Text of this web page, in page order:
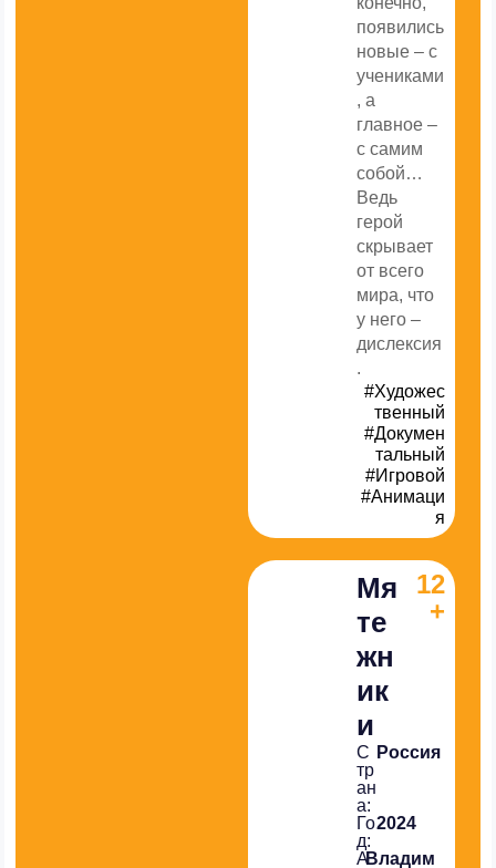
появились
новые – с
учениками
, а
главное –
с самим
собой…
Ведь
герой
скрывает
от всего
мира, что
у него –
дислексия
.
#Художес
твенный
#Докумен
тальный
#Игровой
#Анимаци
я
Мя
те
жн
ик
и
12
+
С
тр
ан
а:
Россия
Го
д:
2024
АВладим